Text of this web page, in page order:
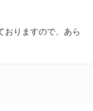
おりますので、あら